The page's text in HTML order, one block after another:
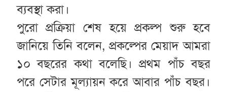
ব্যবস্থা করা।
পুরো প্রক্রিয়া শেষ হয়ে প্রকল্প শুরু হবে
জানিয়ে তিনি বলেন, প্রকল্পের মেয়াদ আমরা
১০ বছরের কথা বলেছি। প্রথম পাঁচ বছর
পরে সেটার মূল্যায়ন করে আবার পাঁচ বছর।